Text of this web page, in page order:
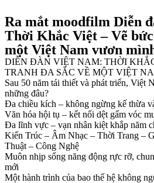
Ra mắt moodfilm Diễn
Thời Khắc Việt – Vẽ
một Việt Nam vươn
DIỄN ĐÀN VIỆT NAM: THỜI
TRANH ĐA SẮC VỀ MỘT VIỆT
Sau 50 năm tái thiết và phát triển, Việt
những đâu?
Đa chiều kích – không ngừng kế thừa
Văn hóa hội tụ – kết nối dệt gấm vóc
Đa lĩnh vực – vạn nhân kiệt khắp năm
Kiến Trúc – Âm Nhạc – Thời Trang –
Thuật – Công Nghệ
Muôn nhịp sống năng động rực rỡ,
mới
Một hành trình của bao thế hệ không